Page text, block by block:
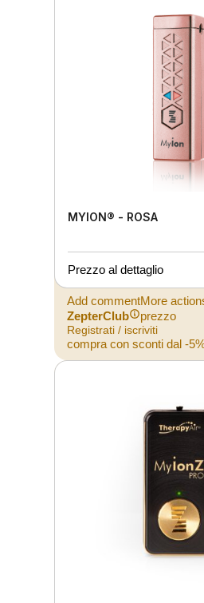
MYION® - ROSA
Prezzo al dettaglio
Add commentMore
ZepterClub
prezzo
Registrati / iscriviti
compra con sconti dal -